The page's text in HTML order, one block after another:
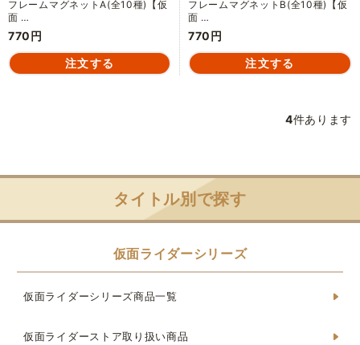
フレームマグネットA(全10種)【仮
面 …
770円
フレームマグネットB(全10種)【仮
面 …
770円
4件あります
タイトル別で探す
仮面ライダーシリーズ
仮面ライダーシリーズ商品一覧
仮面ライダーストア取り扱い商品